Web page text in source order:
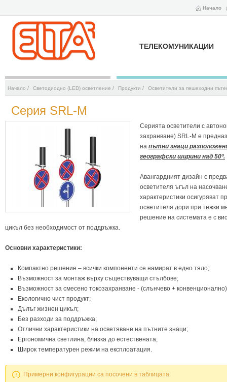
Начало
ТЕЛЕКОМУНИКАЦИИ
Начало / Светодиодно (LED) осветление / Продукти / Осветители за пешеходни
Серия SRL-M
Серията осветители с
захранване) SRL-M е
на пътни знаци
географски ширини над 50º.
Авангардният дизайн с
осветителя ъгъл на
характеристики осигуряват
осветителя дори при тежки
решение на системата е с
цикъл без необходимост от поддръжка.
Основни характеристики:
Компактно решение – всички компоненти се намират в едно тяло;
Възможност за монтаж върху съществуващи стълбове;
Възможност за смесено токозахранване - (слънчево +
Екологично чист продукт;
Дълъг жизнен цикъл;
Без разходи за поддръжка;
Отлични характеристики на осветяване нa пътните знаци;
Ергономична светлина, близка до естествената;
Широк температурен режим на експлоатация.
Примерни конфигурации са посочени в таблицата: